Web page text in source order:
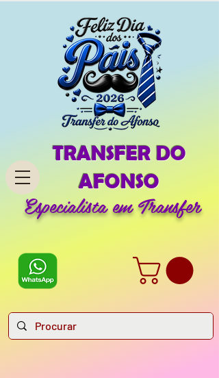
Especialista em Transfer
TRANSFER DO
AFONSO